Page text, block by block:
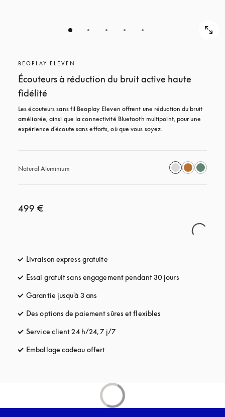
BEOPLAY ELEVEN
Écouteurs à réduction du bruit active haute
fidélité
Les écouteurs sans fil Beoplay Eleven offrent une réduction du bruit
améliorée, ainsi que la connectivité Bluetooth multipoint, pour une
expérience d’écoute sans efforts, où que vous soyez.
Natural Aluminium
499 €
Livraison express gratuite
Essai gratuit sans engagement pendant 30 jours
Garantie jusqu'à 3 ans
Des options de paiement sûres et flexibles
Service client 24 h/24, 7 j/7s’ouvre dans un nouvel onglet
Emballage cadeau offert